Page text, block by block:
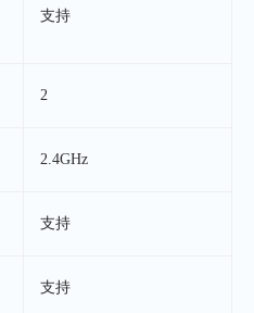
支持
2
2.4GHz
支持
支持